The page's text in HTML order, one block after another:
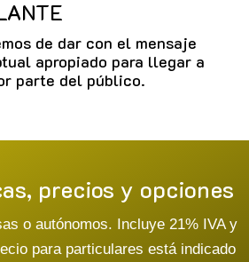
de dar con el mensaje
apropiado para llegar a
parte del público.
precios y opciones
o autónomos. Incluye 21% IVA y
para particulares está indicado